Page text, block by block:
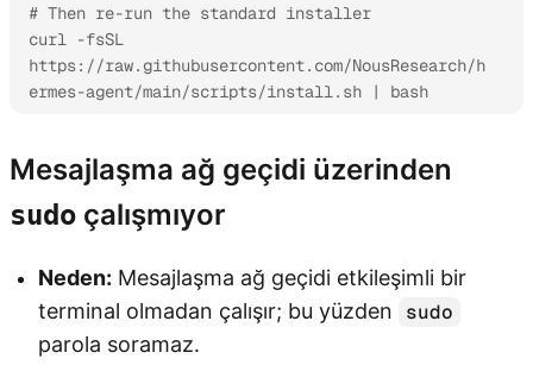
# Then re-run the standard installer
curl -fsSL
https://raw.githubusercontent.com/NousResearch/h
ermes-agent/main/scripts/install.sh | bash
Mesajlaşma ağ geçidi üzerinden
sudo çalışmıyor
Neden: Mesajlaşma ağ geçidi etkileşimli bir
terminal olmadan çalışır; bu yüzden
sudo
parola soramaz.